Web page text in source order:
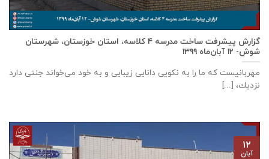
گزارش پیشرفت ساخت مدرسه ٤ كلاسه، استان خوزستان، شهرستان
شوش- ۱۲ آبان‌ماه ۱۳۹۹
مهربانيست كه ما را به نكويی دانايی زيبايی و به خود می‌خواند جنتی دارد
نزديك، [...]
۱۲
آبان